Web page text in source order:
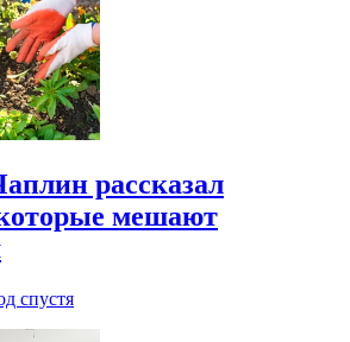
рассказал
мешают
спустя